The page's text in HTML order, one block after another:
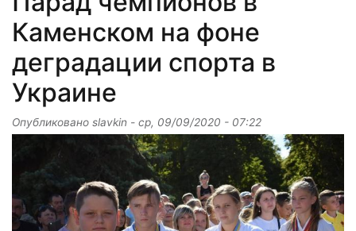
Каменском на фоне
деградации спорта в
Украине
Опубликовано slavkin - ср, 09/09/2020 - 07:22